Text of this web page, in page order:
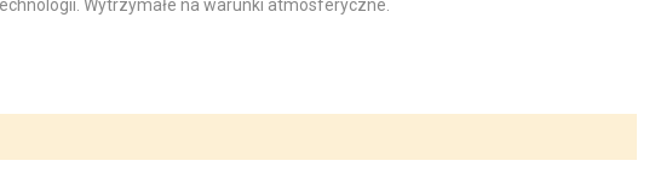
Wytrzymałe na warunki atmosferyczne.